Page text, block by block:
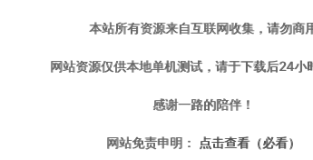
本站所有资源来自互联网收集，请勿商
网站资源仅供本地单机测试，请于下载后24小
感谢一路的陪伴！
网站免责申明： 点击查看（必看）